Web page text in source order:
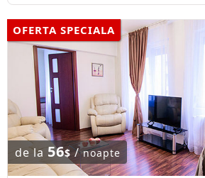
OFERTA SPECIALA
de la 56$/noapte